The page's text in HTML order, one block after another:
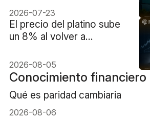
2026-07-23
El precio del platino sube
un 8% al volver a
déficit de suministro
previsto para 2026.
2026-08-05
Conocimiento financiero
Qué es paridad cambiaria
2026-08-06